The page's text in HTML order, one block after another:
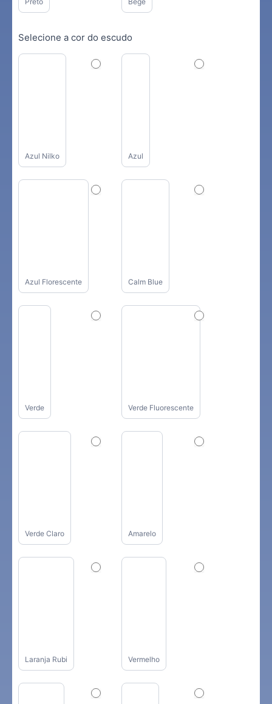
Selecione a cor do escudo
Azul Nilko Azul
Azul Florescente Calm Blue
Verde Verde Fluorescente
Verde Claro Amarelo
Laranja Rubi Vermelho